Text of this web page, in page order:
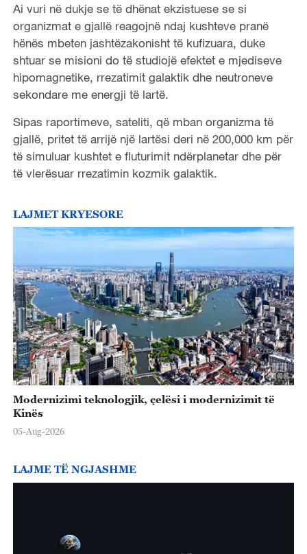
Ai vuri në dukje se të dhënat ekzistuese se si
organizmat e gjallë reagojnë ndaj kushteve pranë
hënës mbeten jashtëzakonisht të kufizuara, duke
shtuar se misioni do të studiojë efektet e mjediseve
hipomagnetike, rrezatimit galaktik dhe neutroneve
sekondare me energji të lartë.
Sipas raportimeve, sateliti, që mban organizma të
gjallë, pritet të arrijë një lartësi deri në 200,000 km për
të simuluar kushtet e fluturimit ndërplanetar dhe për
të vlerësuar rrezatimin kozmik galaktik.
LAJMET KRYESORE
Modernizimi teknologjik, çelësi i modernizimit të
Kinës
05-Aug-2026
LAJME TË NGJASHME